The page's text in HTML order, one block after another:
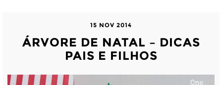
15 NOV 2014
ÁRVORE DE NATAL – DICAS
PAIS E FILHOS